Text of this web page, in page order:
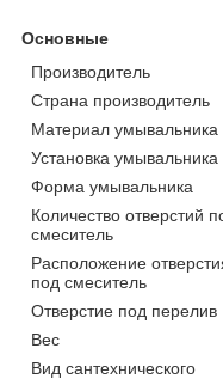
Основные
Производитель
Страна производитель
Материал умывальника
Установка умывальника
Форма умывальника
Количество отверстий
смеситель
Расположение
под смеситель
Отверстие под перелив
Вес
Вид сантехнического